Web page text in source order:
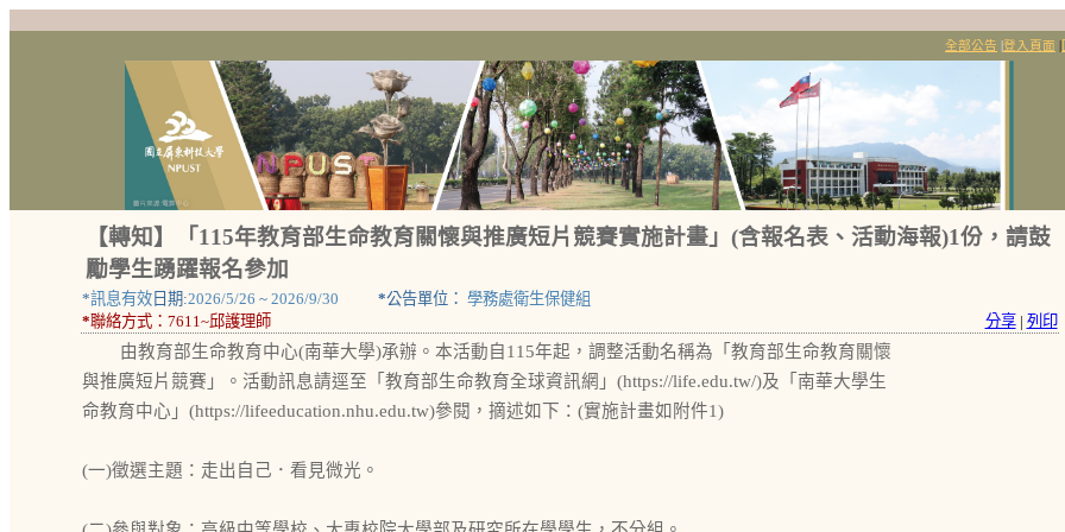
全部公告 登入頁面
【轉知】「115年教育部生命教育關懷與推廣短片競賽實施計畫」(含報名表、活動海報)1份，請鼓
勵學生踴躍報名參加
*訊息有效日期:2026/5/26 ~ 2026/9/30 *公告單位： 學務處衛生保健組
*聯絡方式： 7611~邱護理師 分享 | 列印
由教育部生命教育中心(南華大學)承辦。本活動自115年起，調整活動名稱為「教育部生命教育關懷
與推廣短片競賽」。活動訊息請逕至「教育部生命教育全球資訊網」(https://life.edu.tw/)及「南華大學生
命教育中心」(https://lifeeducation.nhu.edu.tw)參閱，摘述如下：(實施計畫如附件1)
(一)徵選主題：走出自己．看見微光。